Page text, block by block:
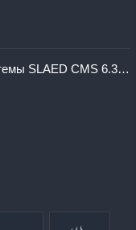
Тестируем релиз Pre-Alpha версии системы SLAED CMS 6.3 Pro